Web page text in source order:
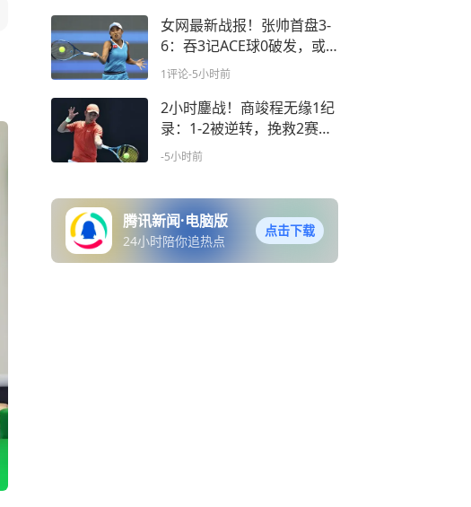
女网最新战报！张帅首盘3-
6：吞3记ACE球0破发，或5
连败世界第1？
1评论-5小时前
2小时鏖战！商竣程无缘1纪
录：1-2被逆转，挽救2赛点
憾负19号种子
-5小时前
腾讯新闻·电脑版
24小时陪你追热点
点击下载